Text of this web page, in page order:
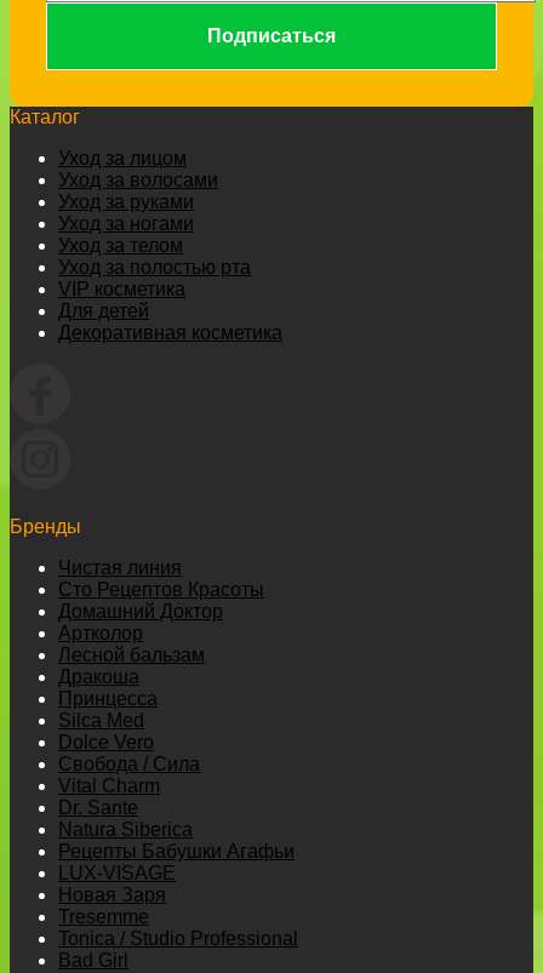
Каталог
Уход за лицом
Уход за волосами
Уход за руками
Уход за ногами
Уход за телом
Уход за полостью рта
VIP косметика
Для детей
Декоративная косметика
Бренды
Чистая линия
Сто Рецептов Красоты
Домашний Доктор
Артколор
Лесной бальзам
Дракоша
Принцесса
Silca Med
Dolce Vero
Свобода / Сила
Vital Charm
Dr. Sante
Natura Siberica
Рецепты Бабушки Агафьи
LUX-VISAGE
Новая Заря
Tresemme
Tonica / Studio Professional
Bad Girl